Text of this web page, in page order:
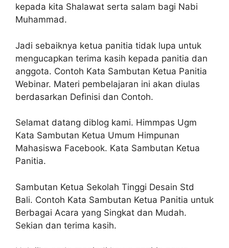
kepada kita Shalawat serta salam bagi Nabi
Muhammad.
Jadi sebaiknya ketua panitia tidak lupa untuk
mengucapkan terima kasih kepada panitia dan
anggota. Contoh Kata Sambutan Ketua Panitia
Webinar. Materi pembelajaran ini akan diulas
berdasarkan Definisi dan Contoh.
Selamat datang diblog kami. Himmpas Ugm
Kata Sambutan Ketua Umum Himpunan
Mahasiswa Facebook. Kata Sambutan Ketua
Panitia.
Sambutan Ketua Sekolah Tinggi Desain Std
Bali. Contoh Kata Sambutan Ketua Panitia untuk
Berbagai Acara yang Singkat dan Mudah.
Sekian dan terima kasih.